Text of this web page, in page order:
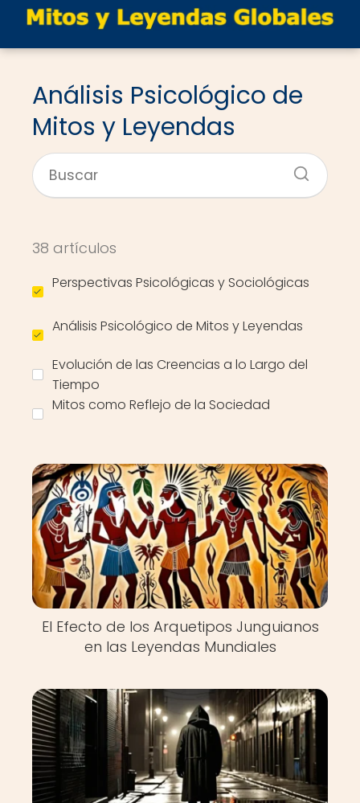
Análisis Psicológico de
Mitos y Leyendas
38 artículos
Perspectivas Psicológicas y Sociológicas
Análisis Psicológico de Mitos y Leyendas
Evolución de las Creencias a lo Largo del
Tiempo
Mitos como Reflejo de la Sociedad
El Efecto de los Arquetipos Junguianos
en las Leyendas Mundiales